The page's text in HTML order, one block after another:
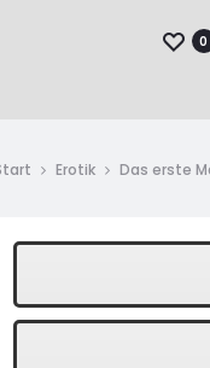
0
Erotik Das erste